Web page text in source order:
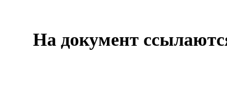
На документ